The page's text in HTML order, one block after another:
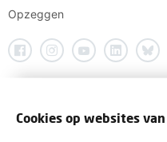
Opzeggen
Cookies op websites